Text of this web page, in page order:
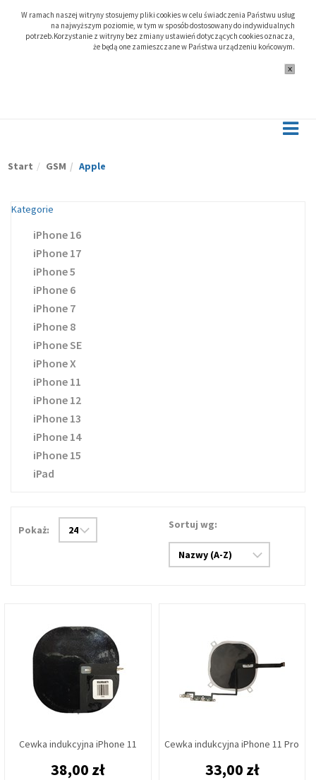
W ramach naszej witryny stosujemy pliki cookies w celu świadczenia Państwu usług
na najwyższym poziomie, w tym w sposób dostosowany do indywidualnych
potrzeb.Korzystanie z witryny bez zmiany ustawień dotyczących cookies oznacza,
że będą one zamieszczane w Państwa urządzeniu końcowym.
Start GSM Apple
Kategorie
iPhone 16
iPhone 17
iPhone 5
iPhone 6
iPhone 7
iPhone 8
iPhone SE
iPhone X
iPhone 11
iPhone 12
iPhone 13
iPhone 14
iPhone 15
iPad
Pokaż: Sortuj wg:
Cewka indukcyjna iPhone 11
38,00 zł
Cewka indukcyjna iPhone 11 Pro
33,00 zł